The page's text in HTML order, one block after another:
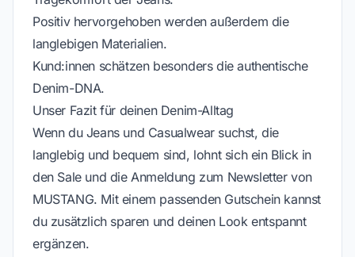
Positiv hervorgehoben werden außerdem die
langlebigen Materialien.
Kund:innen schätzen besonders die authentische
Denim-DNA.
Unser Fazit für deinen Denim-Alltag
Wenn du Jeans und Casualwear suchst, die
langlebig und bequem sind, lohnt sich ein Blick in
den Sale und die Anmeldung zum Newsletter von
MUSTANG. Mit einem passenden Gutschein kannst
du zusätzlich sparen und deinen Look entspannt
ergänzen.